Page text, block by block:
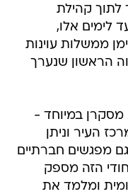
קהילת
בברזיל, משנות ה-60 ועד לימים אלו,
ממשלות עוינות
הראשון שנערך
מסקרן במיוחד -
העיר וניתן
מפגשים חברתיים
הזה מספק
ומלמד את